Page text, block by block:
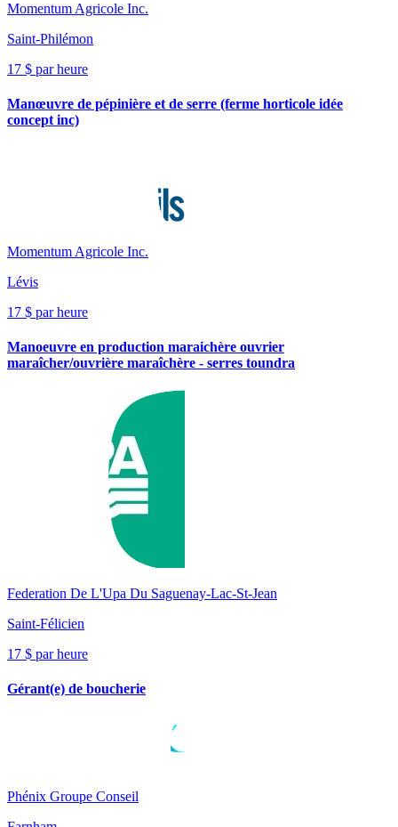
Momentum Agricole Inc.
Saint-Philémon
17 $ par heure
Manœuvre de pépinière et de serre (ferme horticole idée
concept inc)
Momentum Agricole Inc.
Lévis
17 $ par heure
Manoeuvre en production maraichère ouvrier
maraîcher/ouvrière maraîchère - serres toundra
Federation De L'Upa Du Saguenay-Lac-St-Jean
Saint-Félicien
17 $ par heure
Gérant(e) de boucherie
Phénix Groupe Conseil